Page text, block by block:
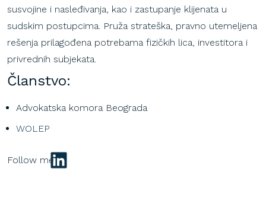
susvojine i nasleđivanja, kao i zastupanje klijenata u
sudskim postupcima. Pruža strateška, pravno utemeljena
rešenja prilagođena potrebama fizičkih lica, investitora i
privrednih subjekata.
Članstvo:
Advokatska komora Beograda
WOLEP
LinkedIn